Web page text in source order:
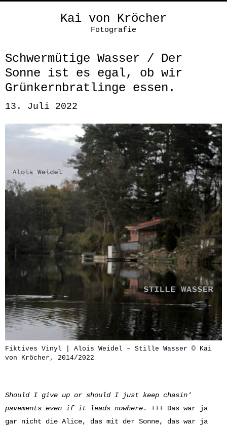
Kai von Kröcher
Fotografie
Schwermütige Wasser / Der
Sonne ist es egal, ob wir
Grünkernbratlinge essen.
13. Juli 2022
Fiktives Vinyl | Alois Weidel – Stille Wasser © Kai
von Kröcher, 2014/2022
Should I give up or should I just keep chasin‘
pavements even if it leads nowhere. +++ Das war ja
gar nicht die Alice, das mit der Sonne, das war ja